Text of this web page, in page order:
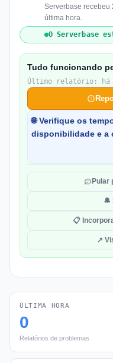
Serverbase recebeu
última hora.
O Serverbase
Tudo funcionando
Último relatório: há
🌐 Verifique os
disponibilidade e a
Pular
🔔
📋
↗
ÚLTIMA HORA
0
Relatórios de problemas